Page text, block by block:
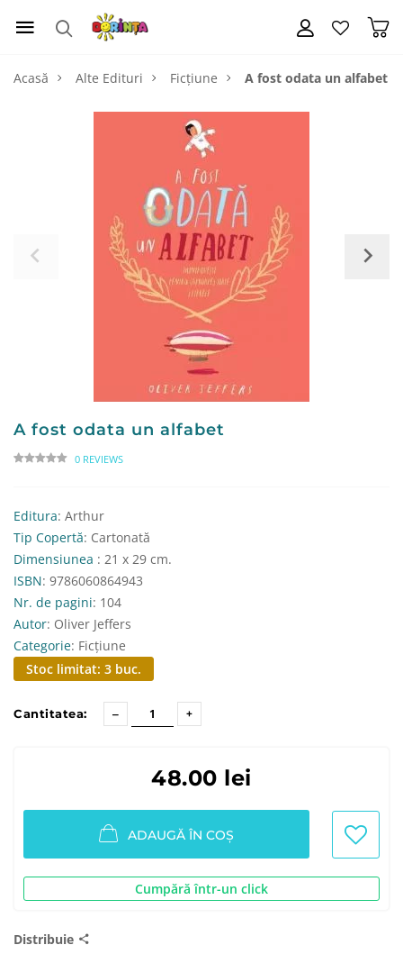
Acasă Alte Edituri Ficțiune A fost odata un alfabet
A fost odata un alfabet
0 REVIEWS
Editura: Arthur
Tip Copertă: Cartonată
Dimensiunea : 21 x 29 cm.
ISBN: 9786060864943
Nr. de pagini: 104
Autor: Oliver Jeffers
Categorie: Ficțiune
Stoc limitat: 3 buc.
Cantitatea:
48.00 lei
ADAUGĂ ÎN COȘ
Cumpără într-un click
Distribuie